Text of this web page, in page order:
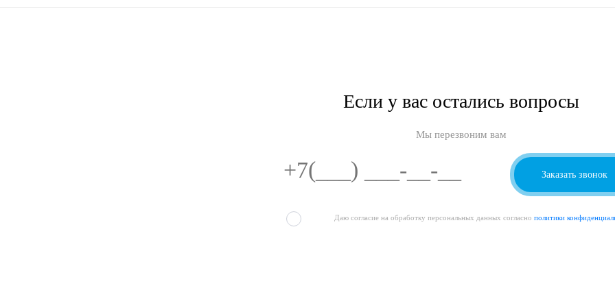
Если у вас остались вопросы
Мы перезвоним вам
Даю согласие на обработку персональных данных согласно политики